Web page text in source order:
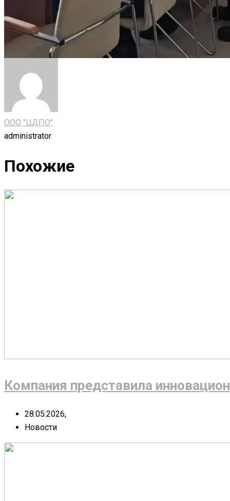
ООО "ЦДПО"
administrator
Похожие
Компания представила
28.05.2026,
Новости